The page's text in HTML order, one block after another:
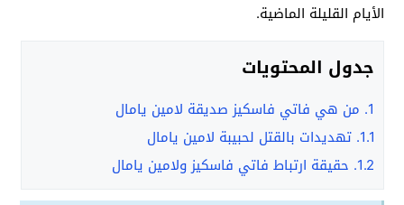
الأيام القليلة الماضية.
جدول المحتويات
1. من هي فاتي فاسكيز صديقة لامين يامال
1.1. تهديدات بالقتل لحبيبة لامين يامال
1.2. حقيقة ارتباط فاتي فاسكيز ولامين يامال